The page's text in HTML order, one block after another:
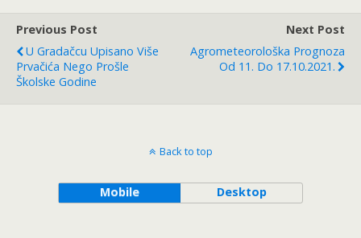
Previous Post
U Gradačcu Upisano Više
Prvačića Nego Prošle
Školske Godine
Next Post
Agrometeorološka Prognoza
Od 11. Do 17.10.2021.
Back to top
Mobile Desktop